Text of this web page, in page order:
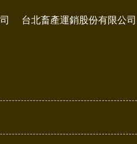
台北畜產運銷股份有限公司